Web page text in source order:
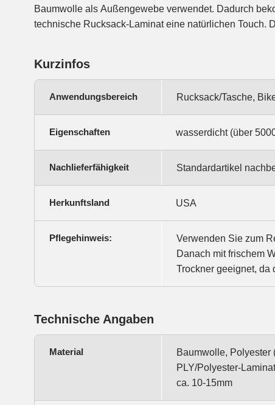
Baumwolle als Außengewebe verwendet. Dadurch
technische Rucksack-Laminat eine natürlichen Touch.
Kurzinfos
Anwendungsbereich Rucksack/Tasche,
Eigenschaften wasserdicht (über
Nachlieferfähigkeit Standardartikel
Herkunftsland USA
Pflegehinweis:
Verwenden Sie zum
Danach mit frischem
Trockner geeignet, da
Technische Angaben
Material
Baumwolle, Polyester
PLY/Polyester-
ca. 10-15mm